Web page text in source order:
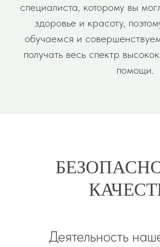
специалиста, которому вы
здоровье и красоту,
обучаемся и
получать весь спектр
помощи.
Деятельность